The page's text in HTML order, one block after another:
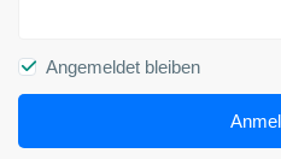
Angemeldet bleiben